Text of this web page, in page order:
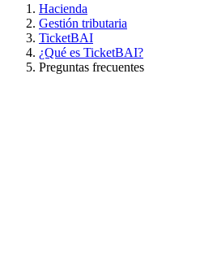
Hacienda
Gestión tributaria
TicketBAI
¿Qué es TicketBAI?
Preguntas frecuentes